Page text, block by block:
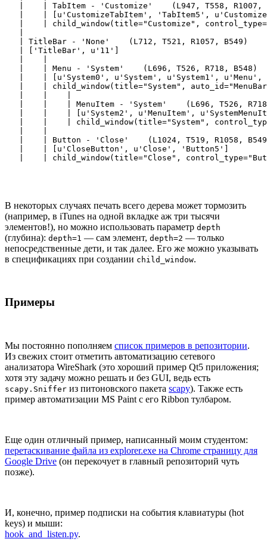
|    | TabItem - 'Customize'    (L947, T558, R1007,
|    | [u'CustomizeTabItem', 'TabItem5',
|    | child_window(title="Customize",
   | TitleBar - 'None'    (L712, T521, R1057, B549)
   | ['TitleBar', u'11']
   |    | Menu - 'System'    (L696, T526, R718, B548)
|    | [u'System0', u'System', u'System1', u'Menu',
|    | child_window(title="System",
|    |    | MenuItem - 'System'    (L696, T526,
|    |    | [u'System2', u'MenuItem',
|    |    | child_window(title="System",
|    | Button - 'Close'    (L1024, T519, R1058,
   |    | [u'CloseButton', u'Close', 'Button5']
|    | child_window(title="Close",
В некоторых случаях печать всего дерева может тормозить
(например, в iTunes на одной вкладке аж три тысячи
элементов!), но можно использовать параметр depth
(глубина): depth=1 — сам элемент, depth=2 — только
непосредственные дети, и так далее. Его же можно указывать
в спецификациях при создании child_window.
Примеры
Мы постоянно пополняем список примеров в репозитории.
Из свежих стоит отметить автоматизацию сетевого
анализатора WireShark (это хороший пример Qt5 приложения;
хотя эту задачу можно решать и без GUI, ведь есть
scapy.Sniffer из питоновского пакета scapy). Также есть
пример автоматизации MS Paint с его Ribbon тулбаром.
Еще один отличный пример, написанный моим студентом:
перетаскивание файла из explorer.exe на Chrome страницу для
Google Drive (он перекочует в главный репозиторий чуть
позже).
И, конечно, пример подписки на события клавиатуры (hot
keys) и мыши:
hook_and_listen.py.